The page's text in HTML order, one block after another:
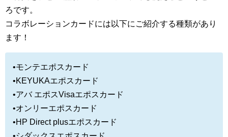
ろです。
コラボレーションカードには以下にご紹介する種類があり
ます！
•モンテエポスカード
•KEYUKAエポスカード
•アバ エポスVisaエポスカード
•オンリーエポスカード
•HP Direct plusエポスカード